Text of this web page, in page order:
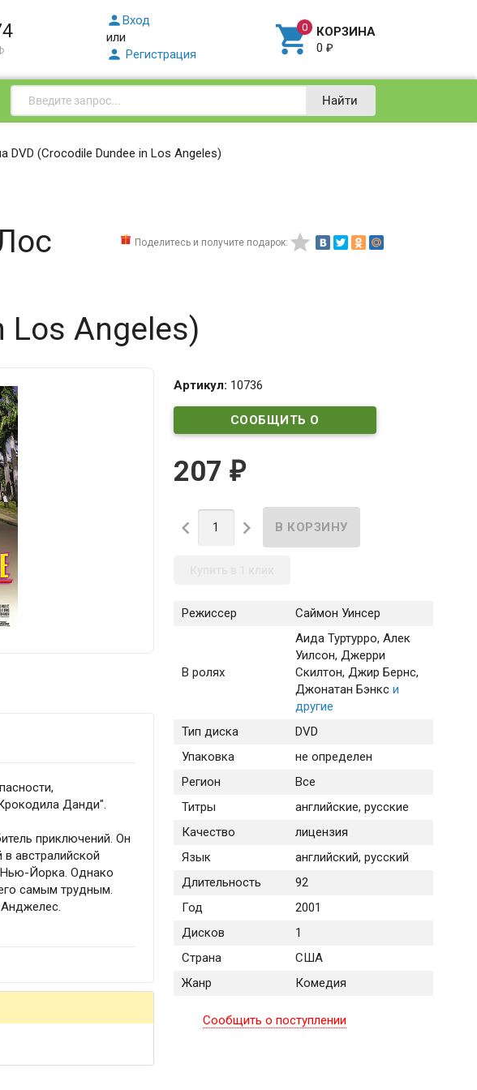
Вход
или
 Регистрация  КОРЗИНА
0₽
Найти
(Crocodile Dundee in Los Angeles)
Поделитесь и получите подарок: 
Los Angeles)
Артикул: 10736
СООБЩИТЬ О
207 ₽
 
Режиссер Саймон Уинсер
В ролях
Аида Туртурро, Алек
Уилсон, Джерри
Скилтон, Джир Бернс,
Джонатан Бэнкси
другие
Тип диска
DVD
Упаковка
не определен
Регион
Все
Титры
английские, русские
Качество
лицензия
Язык
английский, русский
Длительность
92
Год
2001
Дисков
1
Страна
США
Жанр
Комедия
Сообщить о поступлении
Данди".
приключений. Он
австралийской
Нью-Йорка. Однако
самым трудным.